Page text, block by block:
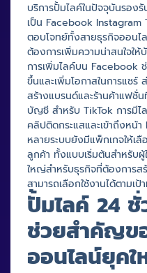
บริการปั้มไลค์ในปัจจุบันรอง
เป็น Facebook Instagram
ตอบโจทย์ทั้งสายธุรกิจออนไ
ต้องการเพิ่มความน่าสนใจใ
การเพิ่มไลค์บน Facebook
ขึ้นและเพิ่มโอกาสในการแชร์
สร้างแบรนด์และร้านค้าแฟชั่
บัญชี สำหรับ TikTok การมีไ
คลิปติดกระแสและเข้าถึงหน้
หลายระบบยังมีแพ็กเกจให้เ
ลูกค้า ทั้งแบบเริ่มต้นสำหรับผู้
ใหญ่สำหรับธุรกิจที่ต้องการ
สามารถเลือกใช้งานได้ตามเ
ปั้มไลค์ 24
ช่วยสำคัญข
ออนไลน์ยุคใ